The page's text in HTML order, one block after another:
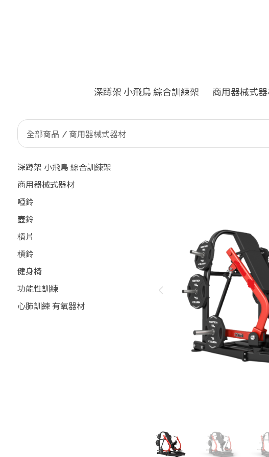
深蹲架 小飛鳥 綜合訓練架 商用器械式
全部商品 商用器械式器材
深蹲架 小飛鳥 綜合訓練架
商用器械式器材
啞鈴
壺鈴
槓片
槓鈴
健身椅
功能性訓練
心肺訓練 有氧器材